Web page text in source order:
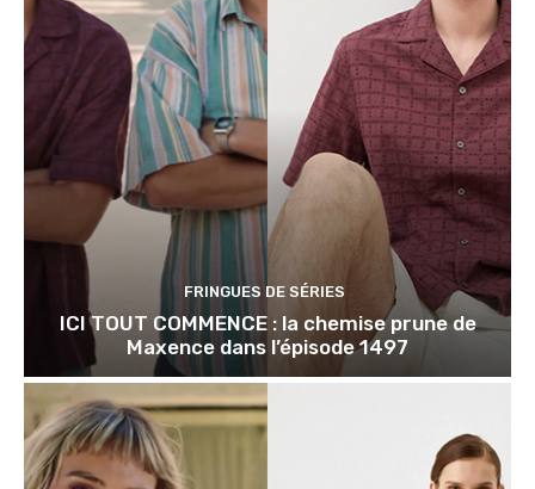
FRINGUES DE SÉRIES
ICI TOUT COMMENCE : la chemise prune de
Maxence dans l’épisode 1497